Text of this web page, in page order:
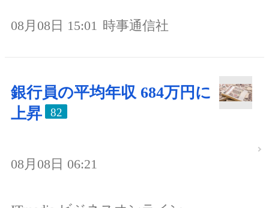
08月08日 15:01 時事通信社
銀行員の平均年収 684万円に
上昇
82
08月08日 06:21